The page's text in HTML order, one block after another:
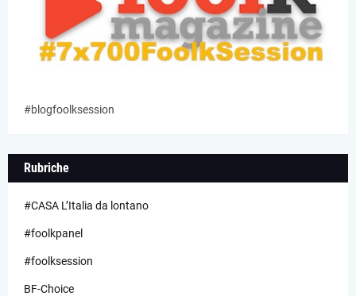
#blogfoolksession
Rubriche
#CASA L’Italia da lontano
#foolkpanel
#foolksession
BF-Choice